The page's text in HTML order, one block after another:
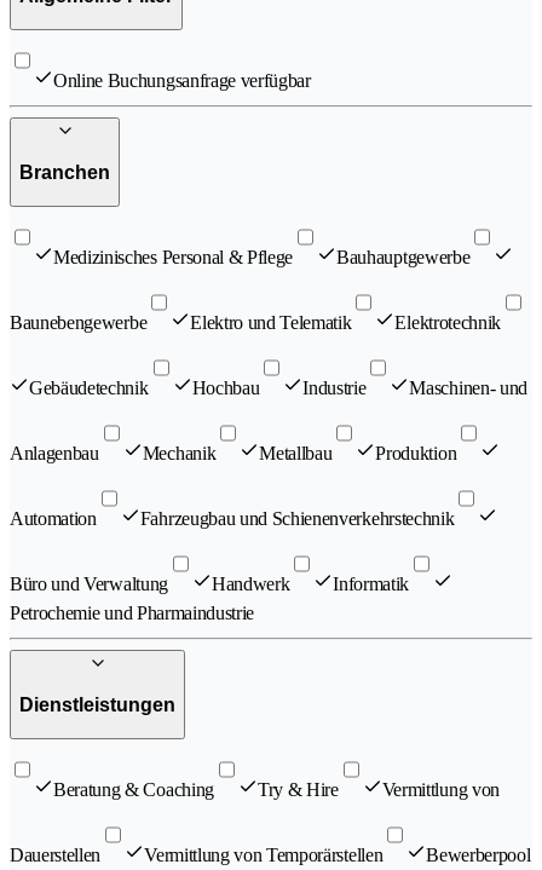
Online Buchungsanfrage verfügbar
Branchen
Medizinisches Personal & Pflege Bauhauptgewerbe
Baunebengewerbe Elektro und Telematik Elektrotechnik
Gebäudetechnik Hochbau Industrie Maschinen- und
Anlagenbau Mechanik Metallbau Produktion
Automation Fahrzeugbau und Schienenverkehrstechnik
Büro und Verwaltung Handwerk
Informatik
Petrochemie und Pharmaindustrie
Dienstleistungen
Beratung & Coaching Try & Hire Vermittlung von
Dauerstellen Vermittlung von Temporärstellen Bewerberpool